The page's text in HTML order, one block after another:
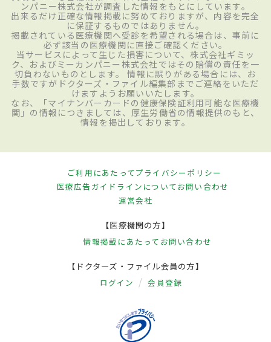
ンパニー株式会社が調査した情報をもとにしています。
出来るだけ正確な情報掲載に努めておりますが、内容を完全
に保証するものではありません。
掲載されている医療機関へ受診を希望される場合は、事前に
必ず該当の医療機関に直接ご確認ください。
当サービスによって生じた損害について、株式会社ギミッ
ク、およびミーカンパニー株式会社ではその賠償の責任を一
切負わないものとします。 情報に誤りがある場合には、お
手数ですがドクターズ・ファイル編集部までご連絡をいただ
けますようお願いいたします。
なお、「マイナンバーカードの健康保険証利用可能な医療機
関」の情報につきましては、厚生労働省の情報提供のもと、
情報を掲出しております。
ご利用にあたってプライバシーポリシー
医療広告ガイドラインについてお問い合わせ
運営会社
【医療機関の方】
情報掲載にあたって お問い合わせ
【ドクターズ・ファイル会員の方】
ログイン 会員登録